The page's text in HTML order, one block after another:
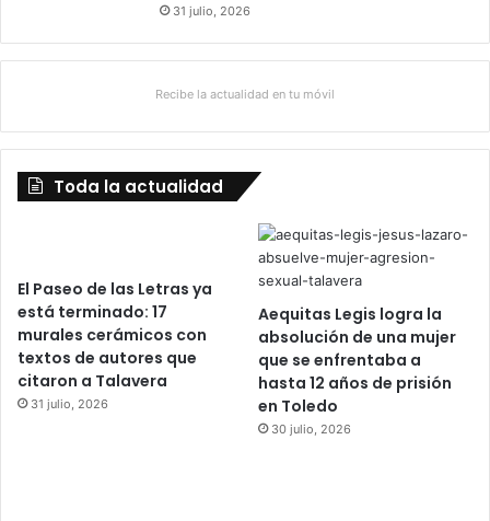
31 julio, 2026
Recibe la actualidad en tu móvil
Toda la actualidad
El Paseo de las Letras ya
está terminado: 17
murales cerámicos con
textos de autores que
citaron a Talavera
31 julio, 2026
Aequitas Legis logra la
absolución de una mujer
que se enfrentaba a
hasta 12 años de prisión
en Toledo
30 julio, 2026